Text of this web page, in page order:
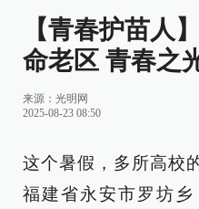
【青春护苗人
命老区 青春之
来源： 光明网
2025-08-23 08:50
这个暑假，多所高校
福建省永安市罗坊